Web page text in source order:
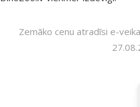
Zemāko cenu atradīsi e-